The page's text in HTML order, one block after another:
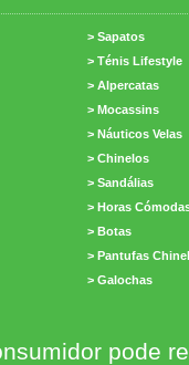
> Sapatos
> Ténis Lifestyle
> Alpercatas
> Mocassins
> Náuticos Velas
> Chinelos
> Sandálias
> Horas
> Botas
> Pantufas
> Galochas
pode